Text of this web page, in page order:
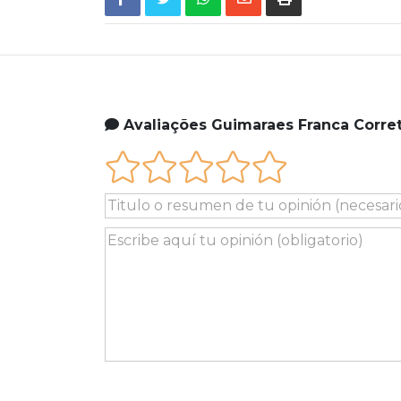
Avaliações Guimaraes Franca